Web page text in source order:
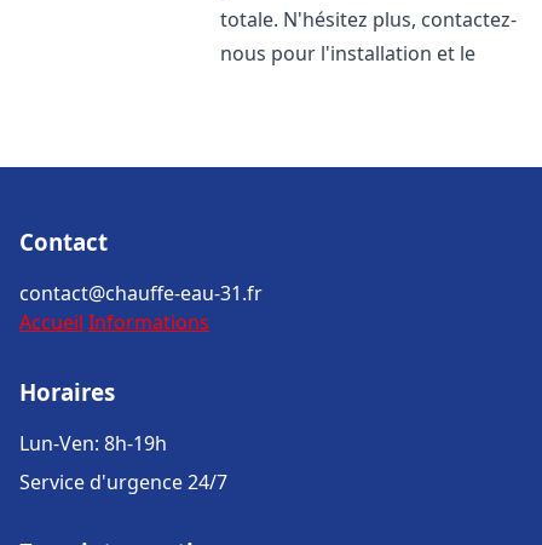
totale. N'hésitez plus, contactez-
nous pour l'installation et le
Contact
contact@chauffe-eau-31.fr
Accueil Informations
Horaires
Lun-Ven: 8h-19h
Service d'urgence 24/7